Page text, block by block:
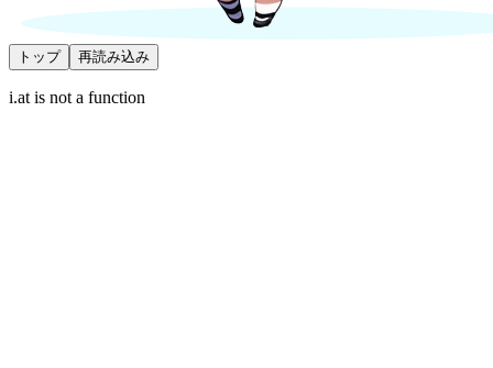
トップ 再読み込み
i.at is not a function